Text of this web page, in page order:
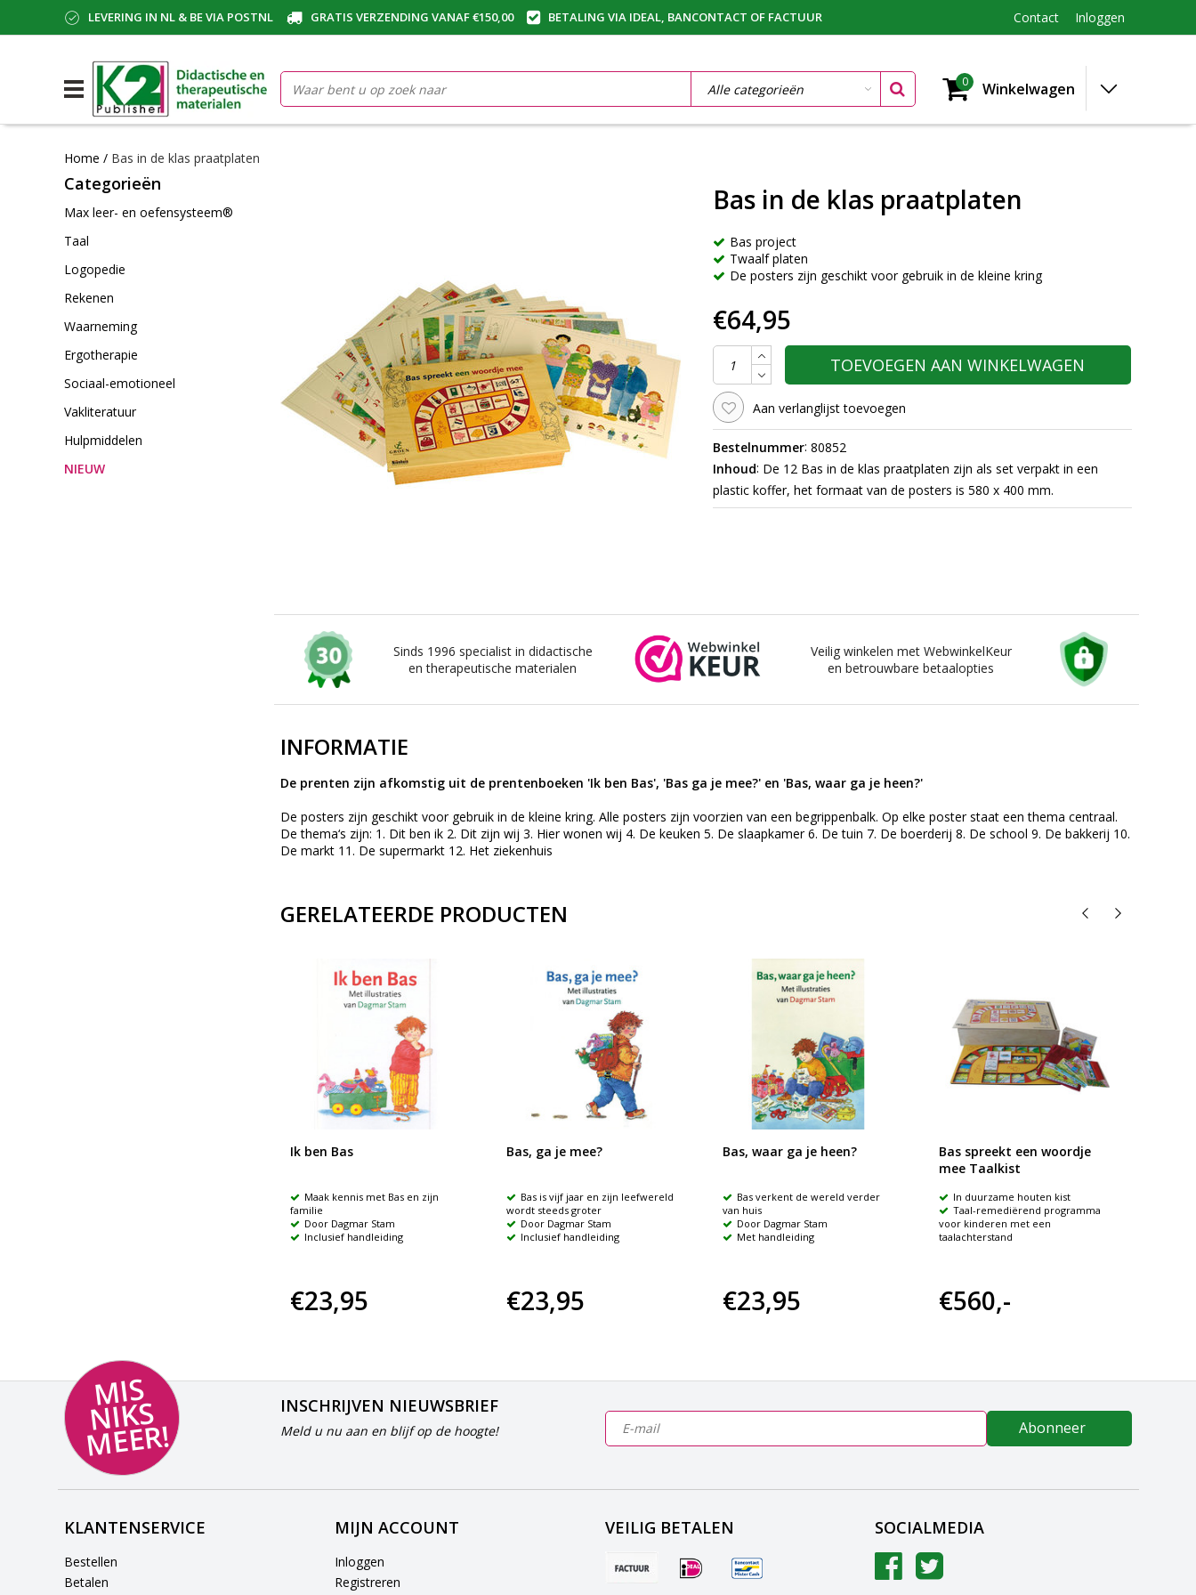
LEVERING IN NL & BE VIA POSTNL GRATIS VERZENDING VANAF €150,00 BETALING VIA IDEAL, BANCONTACT OF FACTUUR Contact Inloggen
0 Winkelwagen
Home / Bas in de klas praatplaten
Categorieën
Max leer- en oefensysteem®
Taal
Logopedie
Rekenen
Waarneming
Ergotherapie
Sociaal-emotioneel
Vakliteratuur
Hulpmiddelen
NIEUW
Bas in de klas praatplaten
Bas project
Twaalf platen
De posters zijn geschikt voor gebruik in de kleine kring
€64,95
TOEVOEGEN AAN WINKELWAGEN
Aan verlanglijst toevoegen
Bestelnummer: 80852
Inhoud: De 12 Bas in de klas praatplaten zijn als set verpakt in een
plastic koffer, het formaat van de posters is 580 x 400 mm.
Sinds 1996 specialist in didactische
en therapeutische materialen
Veilig winkelen met WebwinkelKeur
en betrouwbare betaalopties
INFORMATIE
De prenten zijn afkomstig uit de prentenboeken 'Ik ben Bas', 'Bas ga je mee?' en 'Bas, waar ga je heen?'
De posters zijn geschikt voor gebruik in de kleine kring. Alle posters zijn voorzien van een begrippenbalk. Op elke poster staat een thema centraal.
De thema‘s zijn: 1. Dit ben ik 2. Dit zijn wij 3. Hier wonen wij 4. De keuken 5. De slaapkamer 6. De tuin 7. De boerderij 8. De school 9. De bakkerij 10.
De markt 11. De supermarkt 12. Het ziekenhuis
GERELATEERDE PRODUCTEN
Ik ben Bas
Maak kennis met Bas en zijn
familie
Door Dagmar Stam
Inclusief handleiding
€23,95
Bas, ga je mee?
Bas is vijf jaar en zijn leefwereld
wordt steeds groter
Door Dagmar Stam
Inclusief handleiding
€23,95
Bas, waar ga je heen?
Bas verkent de wereld verder
van huis
Door Dagmar Stam
Met handleiding
€23,95
Bas spreekt een woordje
mee Taalkist
In duurzame houten kist
Taal-remediërend programma
voor kinderen met een
taalachterstand
€560,-
MI
S
NI
K
S
M
E
E
R!
INSCHRIJVEN NIEUWSBRIEF
Meld u nu aan en blijf op de hoogte! Abonneer
KLANTENSERVICE
Bestellen
Betalen
MIJN ACCOUNT
Inloggen
Registreren
VEILIG BETALEN SOCIALMEDIA